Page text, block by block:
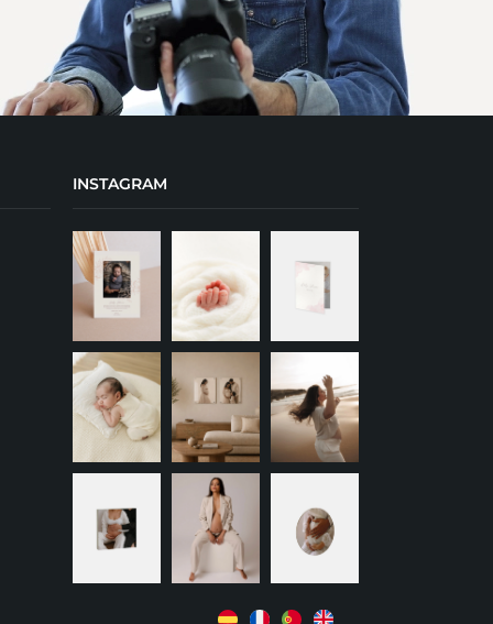
INSTAGRAM
+ +
+ + +
+ + +